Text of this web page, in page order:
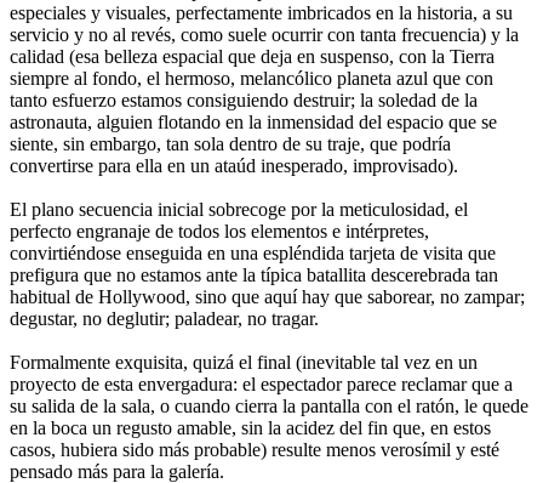
especiales y visuales, perfectamente imbricados en la historia, a su
servicio y no al revés, como suele ocurrir con tanta frecuencia) y la
calidad (esa belleza espacial que deja en suspenso, con la Tierra
siempre al fondo, el hermoso, melancólico planeta azul que con
tanto esfuerzo estamos consiguiendo destruir; la soledad de la
astronauta, alguien flotando en la inmensidad del espacio que se
siente, sin embargo, tan sola dentro de su traje, que podría
convertirse para ella en un ataúd inesperado, improvisado).
El plano secuencia inicial sobrecoge por la meticulosidad, el
perfecto engranaje de todos los elementos e intérpretes,
convirtiéndose enseguida en una espléndida tarjeta de visita que
prefigura que no estamos ante la típica batallita descerebrada tan
habitual de Hollywood, sino que aquí hay que saborear, no zampar;
degustar, no deglutir; paladear, no tragar.
Formalmente exquisita, quizá el final (inevitable tal vez en un
proyecto de esta envergadura: el espectador parece reclamar que a
su salida de la sala, o cuando cierra la pantalla con el ratón, le quede
en la boca un regusto amable, sin la acidez del fin que, en estos
casos, hubiera sido más probable) resulte menos verosímil y esté
pensado más para la galería.